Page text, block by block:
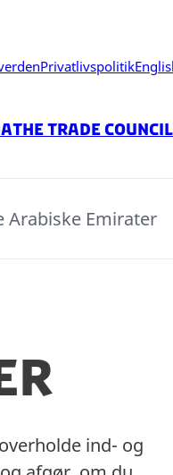
Privatlivspolitik
The Trade Council
Arabiske Emirater
ind- og